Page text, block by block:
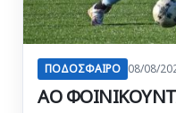
ΠΟΔΟΣΦΑΙΡΟ 08/08/
ΑΟ